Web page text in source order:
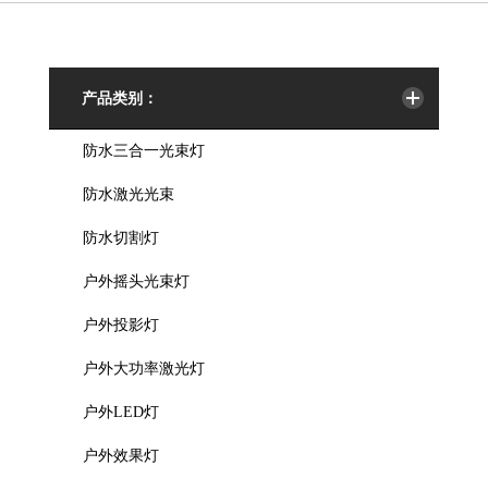
产品类别：
防水三合一光束灯
防水激光光束
防水切割灯
户外摇头光束灯
户外投影灯
户外大功率激光灯
户外LED灯
户外效果灯